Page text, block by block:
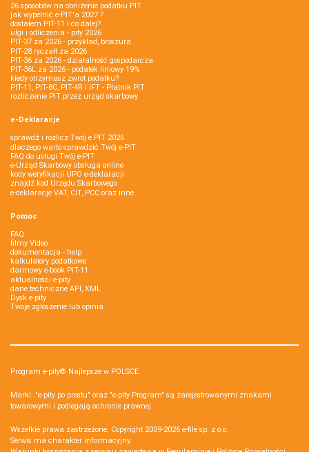
26 sposobów na obniżenie podatku PIT
jak wypełnić e-PIT'a 2027 ?
dostałem PIT-11 i co dalej?
ulgi i odliczenia - pity 2026
PIT-37 za 2026 - przykład, broszura
PIT-28 ryczałt za 2026
PIT-36 za 2026 - działalność gospodarcza
PIT-36L za 2026 - podatek liniowy 19%
kiedy otrzymasz zwrot podatku?
PIT-11, PIT-8C, PIT-4R i IFT - Płatnik PIT
rozliczenie PIT przez urząd skarbowy
e-Deklaracje
sprawdź i rozlicz Twój e PIT 2026
dlaczego warto sprawdzić Twój e-PIT
FAQ do usługi Twój e-PIT
e-Urząd Skarbowy obsługa online
kody weryfikacji UPO e-deklaracji
znajdź kod Urzędu Skarbowego
e-deklaracje VAT, CIT, PCC oraz inne
Pomoc
FAQ
filmy Video
dokumentacja - help
kalkulatory podatkowe
darmowy e-book PIT-11
aktualności e-pity
dane techniczne API, XML
Dysk e-pity
Twoje zgłoszenie lub opinia
Program e-pity® Najlepsze w POLSCE.
Marki: "e-pity po prostu" oraz "e-pity Program" są zarejestrowanymi znakami
towarowymi i podlegają ochronie prawnej.
Wszelkie prawa zastrzeżone. Copyright 2009-2026 e-file sp. z o.o.
Serwis ma charakter informacyjny.